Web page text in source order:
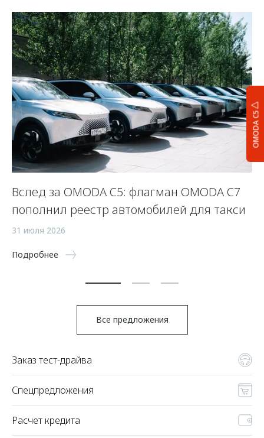
OMODA C5
Вслед за OMODA C5: флагман OMODA C7
пополнил реестр автомобилей для такси
31 июля 2026
Подробнее
Все предложения
Заказ тест-драйва
Спецпредложения
Расчет кредита